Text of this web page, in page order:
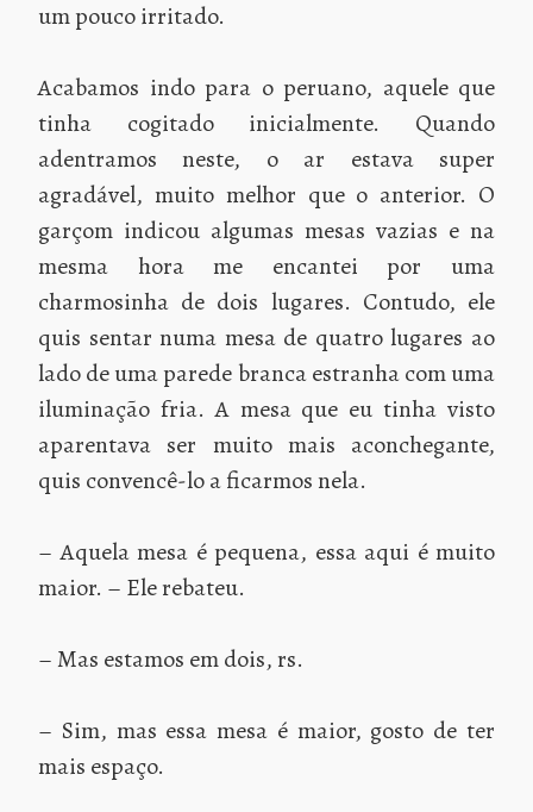
um pouco irritado.
Acabamos indo para o peruano, aquele que
tinha cogitado inicialmente. Quando
adentramos neste, o ar estava super
agradável, muito melhor que o anterior. O
garçom indicou algumas mesas vazias e na
mesma hora me encantei por uma
charmosinha de dois lugares. Contudo, ele
quis sentar numa mesa de quatro lugares ao
lado de uma parede branca estranha com uma
iluminação fria. A mesa que eu tinha visto
aparentava ser muito mais aconchegante,
quis convencê-lo a ficarmos nela.
– Aquela mesa é pequena, essa aqui é muito
maior. – Ele rebateu.
– Mas estamos em dois, rs.
– Sim, mas essa mesa é maior, gosto de ter
mais espaço.